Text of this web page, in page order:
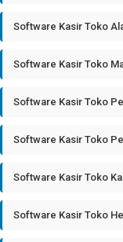
Software Kasir Toko
Software Kasir Toko
Software Kasir Toko
Software Kasir Toko
Software Kasir Toko
Software Kasir Toko